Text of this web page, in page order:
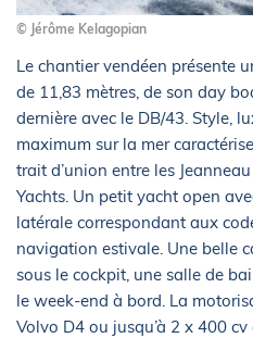
© Jérôme Kelagopian
Le chantier vendéen présente
de 11,83 mètres, de son day
dernière avec le DB/43. Style,
maximum sur la mer
trait d’union entre les
Yachts. Un petit yacht open
latérale correspondant aux
navigation estivale. Une belle
sous le cockpit, une salle de
le week-end à bord. La
Volvo D4 ou jusqu’à 2 x 400